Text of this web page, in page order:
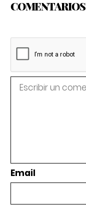
COMENTARIOS
Email